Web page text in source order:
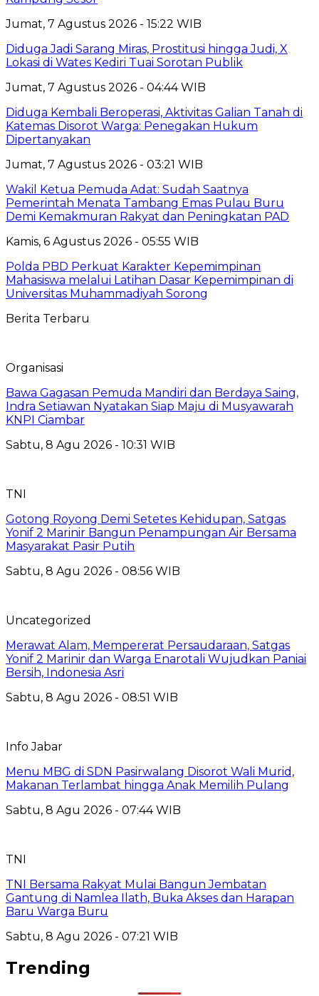
Jumat, 7 Agustus 2026 - 15:22 WIB
Diduga Jadi Sarang Miras, Prostitusi hingga Judi, X
Lokasi di Wates Kediri Tuai Sorotan Publik
Jumat, 7 Agustus 2026 - 04:44 WIB
Diduga Kembali Beroperasi, Aktivitas Galian Tanah di
Katemas Disorot Warga: Penegakan Hukum
Dipertanyakan
Jumat, 7 Agustus 2026 - 03:21 WIB
Wakil Ketua Pemuda Adat: Sudah Saatnya
Pemerintah Menata Tambang Emas Pulau Buru
Demi Kemakmuran Rakyat dan Peningkatan PAD
Kamis, 6 Agustus 2026 - 05:55 WIB
Polda PBD Perkuat Karakter Kepemimpinan
Mahasiswa melalui Latihan Dasar Kepemimpinan di
Universitas Muhammadiyah Sorong
Berita Terbaru
Organisasi
Bawa Gagasan Pemuda Mandiri dan Berdaya Saing,
Indra Setiawan Nyatakan Siap Maju di Musyawarah
KNPI Ciambar
Sabtu, 8 Agu 2026 - 10:31 WIB
TNI
Gotong Royong Demi Setetes Kehidupan, Satgas
Yonif 2 Marinir Bangun Penampungan Air Bersama
Masyarakat Pasir Putih
Sabtu, 8 Agu 2026 - 08:56 WIB
Uncategorized
Merawat Alam, Mempererat Persaudaraan, Satgas
Yonif 2 Marinir dan Warga Enarotali Wujudkan Paniai
Bersih, Indonesia Asri
Sabtu, 8 Agu 2026 - 08:51 WIB
Info Jabar
Menu MBG di SDN Pasirwalang Disorot Wali Murid,
Makanan Terlambat hingga Anak Memilih Pulang
Sabtu, 8 Agu 2026 - 07:44 WIB
TNI
TNI Bersama Rakyat Mulai Bangun Jembatan
Gantung di Namlea Ilath, Buka Akses dan Harapan
Baru Warga Buru
Sabtu, 8 Agu 2026 - 07:21 WIB
Trending